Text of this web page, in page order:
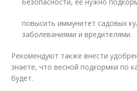
безопасности, ее нужно
повысить иммунитет садовых
заболеваниями и вредителями.
Рекомендуют также внести
знаете, что весной подкормки по
будет.